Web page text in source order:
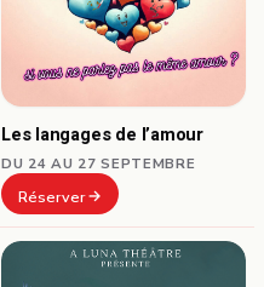
Les langages de l’amour
DU 24 AU 27 SEPTEMBRE
Réserver